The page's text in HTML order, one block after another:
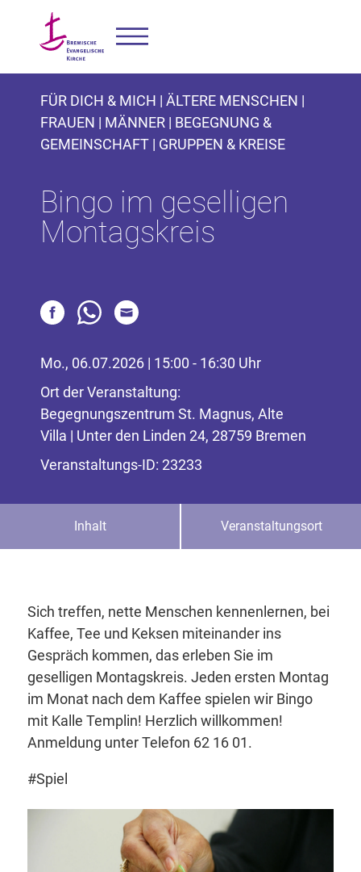
FÜR DICH & MICH | ÄLTERE MENSCHEN |
FRAUEN | MÄNNER | BEGEGNUNG &
GEMEINSCHAFT | GRUPPEN & KREISE
Bingo im geselligen
Montagskreis
Mo., 06.07.2026 | 15:00 - 16:30 Uhr
Ort der Veranstaltung:
Begegnungszentrum St. Magnus, Alte
Villa | Unter den Linden 24, 28759 Bremen
Veranstaltungs-ID: 23233
Inhalt Veranstaltungsort
Sich treffen, nette Menschen kennenlernen, bei
Kaffee, Tee und Keksen miteinander ins
Gespräch kommen, das erleben Sie im
geselligen Montagskreis. Jeden ersten Montag
im Monat nach dem Kaffee spielen wir Bingo
mit Kalle Templin! Herzlich willkommen!
Anmeldung unter Telefon 62 16 01.
#Spiel